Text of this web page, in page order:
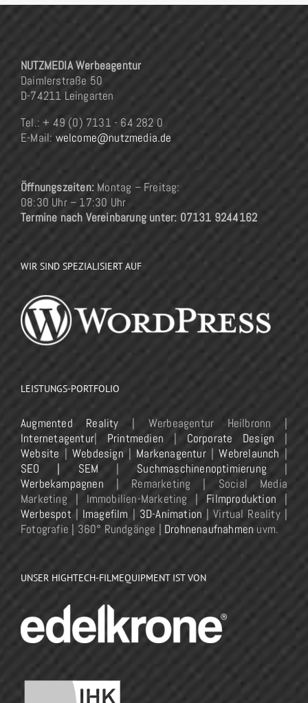
NUTZMEDIA Werbeagentur
Daimlerstraße 50
D-74211 Leingarten
Tel.: + 49 (0) 7131 - 64 282 0
E-Mail: welcome@nutzmedia.de
Öffnungszeiten: Montag – Freitag:
08:30 Uhr – 17:30 Uhr
Termine nach Vereinbarung unter: 07131 9244162
WIR SIND SPEZIALISIERT AUF
LEISTUNGS-PORTFOLIO
Augmented Reality | Werbeagentur Heilbronn |
Internetagentur| Printmedien | Corporate Design |
Website | Webdesign | Markenagentur|Webrelaunch |
SEO | SEM | Suchmaschinenoptimierung |
Werbekampagnen | Remarketing | Social Media
Marketing | Immobilien-Marketing | Filmproduktion |
Werbespot | Imagefilm | 3D-Animation | Virtual Reality |
Fotografie | 360° Rundgänge | Drohnenaufnahmen uvm.
UNSER HIGHTECH-FILMEQUIPMENT IST VON